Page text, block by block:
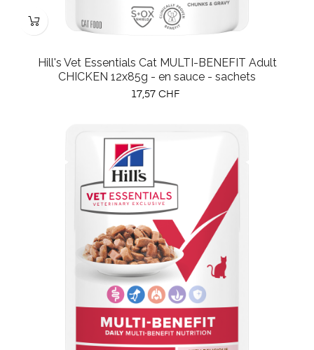
Hill's Vet Essentials Cat MULTI-BENEFIT Adult
CHICKEN 12x85g - en sauce - sachets
Prix
17,57 CHF